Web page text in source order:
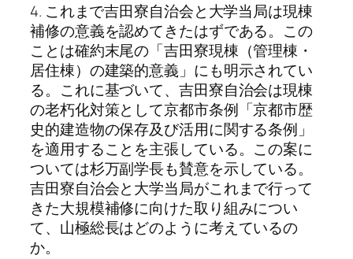
4. これまで吉田寮自治会と大学当局は現棟
補修の意義を認めてきたはずである。この
ことは確約末尾の「吉田寮現棟（管理棟・
居住棟）の建築的意義」にも明示されてい
る。これに基づいて、吉田寮自治会は現棟
の老朽化対策として京都市条例「京都市歴
史的建造物の保存及び活用に関する条例」
を適用することを主張している。この案に
ついては杉万副学長も賛意を示している。
吉田寮自治会と大学当局がこれまで行って
きた大規模補修に向けた取り組みについ
て、山極総長はどのように考えているの
か。